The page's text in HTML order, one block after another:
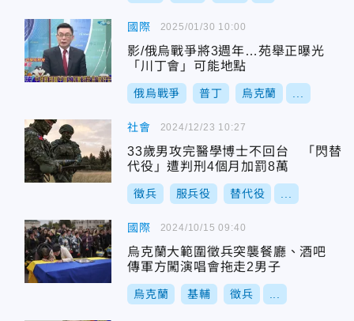
國際
影/俄烏戰爭將3週年…苑舉正曝光
「川丁會」可能地點
俄烏戰爭 普丁 烏克蘭
2025/01/30 10:00
社會
33歲男攻完醫學博士不回台 「閃替
代役」遭判刑4個月加罰8萬
徵兵 服兵役 替代役
2024/12/23 10:27
國際
烏克蘭大範圍徵兵突襲餐廳、酒吧
傳軍方闖演唱會拖走2男子
烏克蘭 基輔 徵兵
2024/10/15 09:40